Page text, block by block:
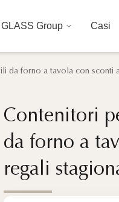
GLASS Group Casi
da forno a tavola con
Contenitori
da forno a
regali
Contenitori
da forno a
regali